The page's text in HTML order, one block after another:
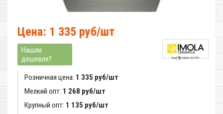
Цена: 1 335 руб/шт
Нашли
дешевле?
Розничная цена: 1 335 руб/шт
Мелкий опт: 1 268 руб/шт
Крупный опт: 1 135 руб/шт